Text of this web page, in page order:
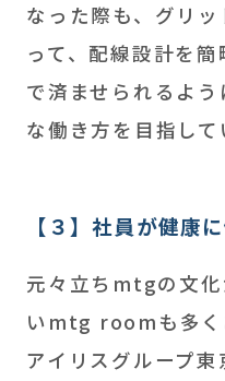
なった際も、グリ
って、配線設計を
で済ませられるよ
な働き方を目指して
【３】社員が健康
元々立ちmtgの文化
いmtg roomも多く
アイリスグループ